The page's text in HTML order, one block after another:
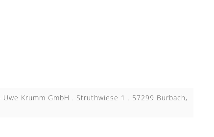
Krumm GmbH . Struthwiese 1 . 57299 Burbach,